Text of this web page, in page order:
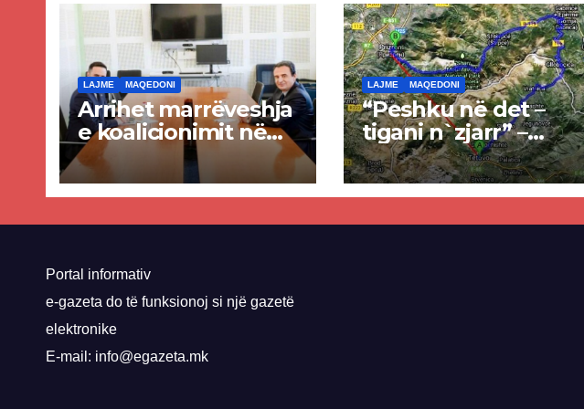
LAJME MAQEDONI
Arrihet marrëveshja
e koalicionimit në
parim mes Kurtit
dhe Abdixhikut
LAJME MAQEDONI
“Peshku në det –
tigani n`zjarr” –
Ende pa u kryer
projekti i tunelit,
komuna e Tetovës
nis punimet për
Portal informativ
e-gazeta do të funksionoj si një gazetë
elektronike
E-mail: info@egazeta.mk